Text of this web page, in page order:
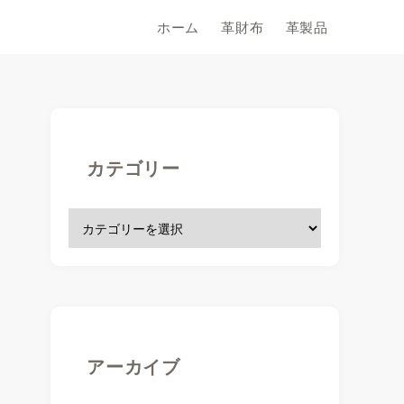
ホーム 革財布 革製品
カテゴリー
アーカイブ